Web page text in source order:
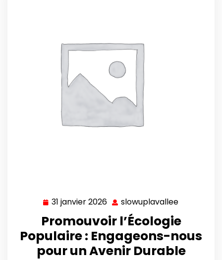
31 janvier 2026 31
janvier
2026
slowuplavallee
Promouvoir l’Écologie
Populaire : Engageons-nous
pour un Avenir Durable